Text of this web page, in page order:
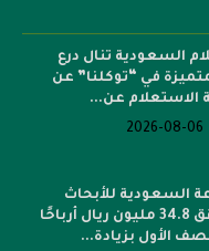
السعودية تنال درع
في “توكلنا” عن
الاستعلام عن...
2026-08-06
السعودية للأبحاث
والإعلام تحقق 34.8 مليون ريال أرباحًا
الأول بزيادة...